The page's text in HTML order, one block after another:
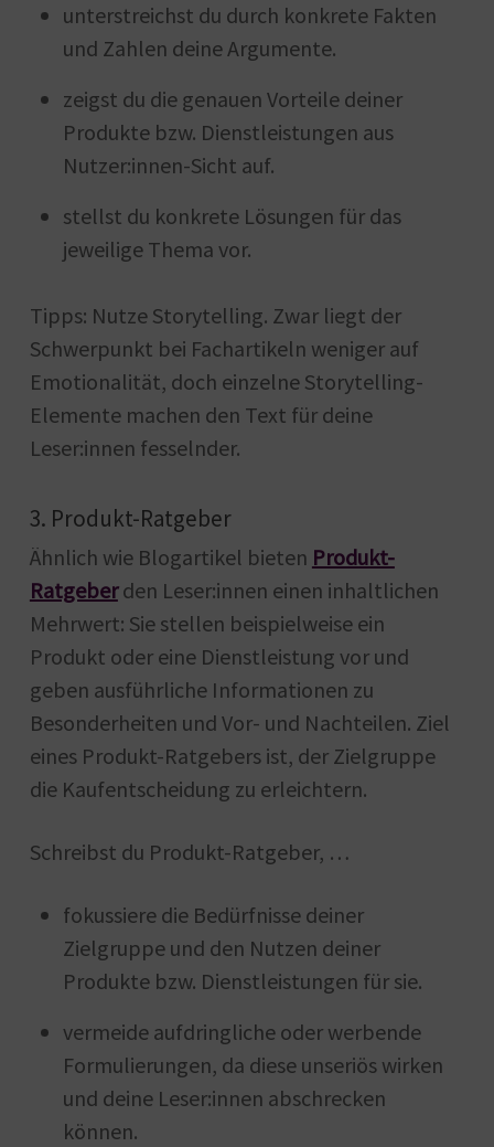
unterstreichst du durch konkrete Fakten
und Zahlen deine Argumente.
zeigst du die genauen Vorteile deiner
Produkte bzw. Dienstleistungen aus
Nutzer:innen-Sicht auf.
stellst du konkrete Lösungen für das
jeweilige Thema vor.
Tipps: Nutze Storytelling. Zwar liegt der
Schwerpunkt bei Fachartikeln weniger auf
Emotionalität, doch einzelne Storytelling-
Elemente machen den Text für deine
Leser:innen fesselnder.
3. Produkt-Ratgeber
Ähnlich wie Blogartikel bieten Produkt-
Ratgeberden Leser:innen einen inhaltlichen
Mehrwert: Sie stellen beispielweise ein
Produkt oder eine Dienstleistung vor und
geben ausführliche Informationen zu
Besonderheiten und Vor- und Nachteilen. Ziel
eines Produkt-Ratgebers ist, der Zielgruppe
die Kaufentscheidung zu erleichtern.
Schreibst du Produkt-Ratgeber, …
fokussiere die Bedürfnisse deiner
Zielgruppe und den Nutzen deiner
Produkte bzw. Dienstleistungen für sie.
vermeide aufdringliche oder werbende
Formulierungen, da diese unseriös wirken
und deine Leser:innen abschrecken
können.